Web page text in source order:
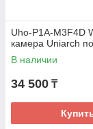
Uho-P1A-M3F4D
камера Uniarch
В наличии
34 500 ₸